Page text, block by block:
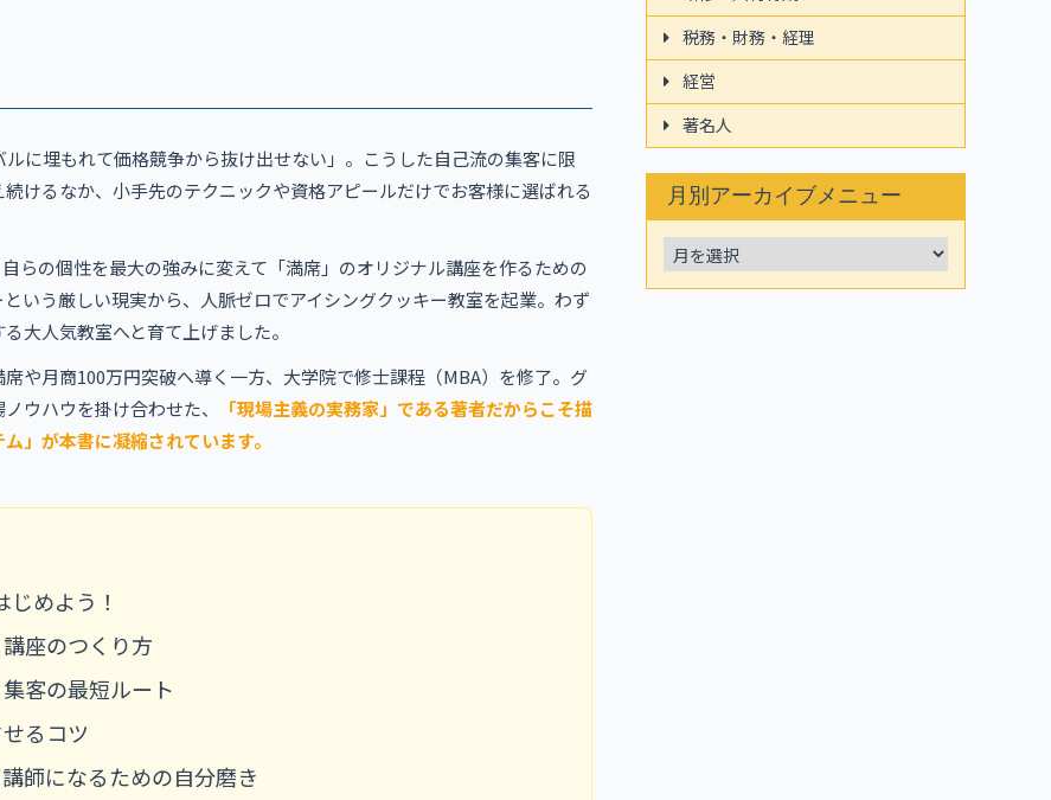
に埋もれて価格競争から抜け出せない」。こうした自己流の集客に限
けるなか、小手先のテクニックや資格アピールだけでお客様に選ばれる
らの個性を最大の強みに変えて「満席」のオリジナル講座を作るための
いう厳しい現実から、人脈ゼロでアイシングクッキー教室を起業。わず
大人気教室へと育て上げました。
や月商100万円突破へ導く一方、大学院で修士課程（MBA）を修了。グ
ウハウを掛け合わせた、
「現場主義の実務家」である著者だからこそ描
」 が本書に凝縮されています。
めよう！
座のつくり方
客の最短ルート
るコツ
師になるための自分磨き
税務・財務・経理
経営
著名人
月別アーカイブメニュー